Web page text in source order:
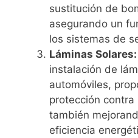
sustitución de
asegurando un
los sistemas de
Láminas Solares:
instalación de
automóviles,
protección contra
también
eficiencia